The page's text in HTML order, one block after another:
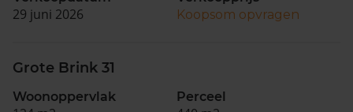
29 juni 2026
Koopsom opvragen
Grote Brink 31
Woonoppervlak Perceel